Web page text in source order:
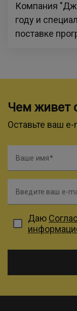
Компания
году и
поставке
Чем живет
Оставьте ваш
Ваше имя
Введите ваш e-
Даю